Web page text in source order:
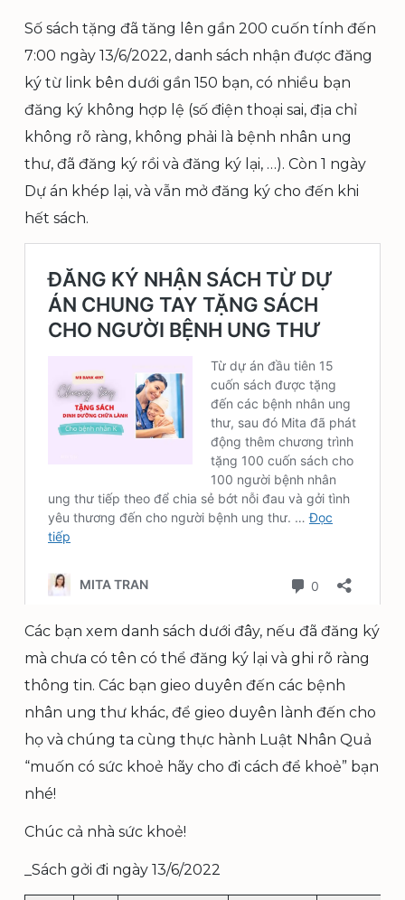
Số sách tặng đã tăng lên gần 200 cuốn tính đến
7:00 ngày 13/6/2022, danh sách nhận được đăng
ký từ link bên dưới gần 150 bạn, có nhiều bạn
đăng ký không hợp lệ (số điện thoại sai, địa chỉ
không rõ ràng, không phải là bệnh nhân ung
thư, đã đăng ký rồi và đăng ký lại, …). Còn 1 ngày
Dự án khép lại, và vẫn mở đăng ký cho đến khi
hết sách.
Các bạn xem danh sách dưới đây, nếu đã đăng ký
mà chưa có tên có thể đăng ký lại và ghi rõ ràng
thông tin. Các bạn gieo duyên đến các bệnh
nhân ung thư khác, để gieo duyên lành đến cho
họ và chúng ta cùng thực hành Luật Nhân Quả
“muốn có sức khoẻ hãy cho đi cách để khoẻ” bạn
nhé!
Chúc cả nhà sức khoẻ!
_Sách gởi đi ngày 13/6/2022